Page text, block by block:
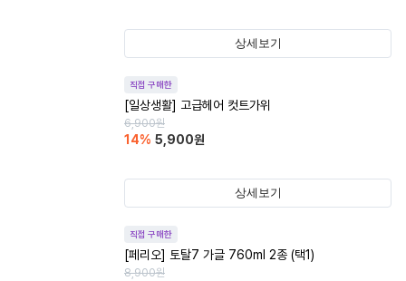
상세보기
직접 구매한
[일상생활] 고급헤어 컷트가위
6,900원
14% 5,900원
상세보기
직접 구매한
[페리오] 토탈7 가글 760ml 2종 (택1)
8,900원